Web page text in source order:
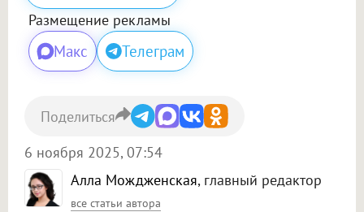
Размещение рекламы
Макс Телеграм
Алла Мождженская, главный редактор
все статьи автора
6 ноября 2025, 07:54
Поделиться